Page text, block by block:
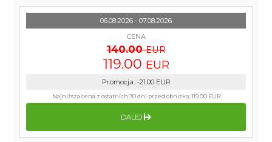
06.08.2026 - 07.08.2026
CENA
140.00 EUR
119.00 EUR
Promocja: -21.00 EUR
Najniższa cena z ostatnich 30 dni przed obniżką:119.00 EUR
DALEJ